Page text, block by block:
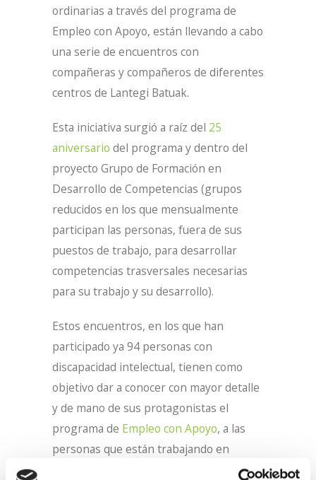
ordinarias a través del programa de
Empleo con Apoyo, están llevando a cabo
una serie de encuentros con
compañeras y compañeros de diferentes
centros de Lantegi Batuak.
Esta iniciativa surgió a raíz del 25
aniversario del programa y dentro del
proyecto Grupo de Formación en
Desarrollo de Competencias (grupos
reducidos en los que mensualmente
participan las personas, fuera de sus
puestos de trabajo, para desarrollar
competencias trasversales necesarias
para su trabajo y su desarrollo).
Estos encuentros, en los que han
participado ya 94 personas con
discapacidad intelectual, tienen como
objetivo dar a conocer con mayor detalle
y de mano de sus protagonistas el
programa de Empleo con Apoyo, a las
personas que están trabajando en
Lantegi Batuak o que son usuarias del